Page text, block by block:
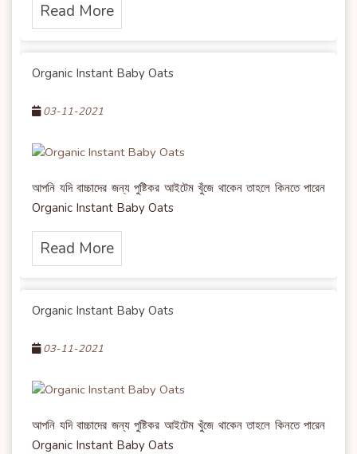
Read More
Organic Instant Baby Oats
03-11-2021
আপনি যদি বাচ্চাদের জন্য পুষ্টিকর আইটেম খুঁজে থাকেন তাহলে কিনতে পারেন
Organic Instant Baby Oats
Read More
Organic Instant Baby Oats
03-11-2021
আপনি যদি বাচ্চাদের জন্য পুষ্টিকর আইটেম খুঁজে থাকেন তাহলে কিনতে পারেন
Organic Instant Baby Oats